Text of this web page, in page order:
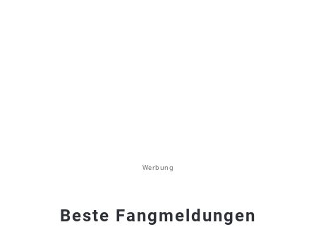
Werbung
Beste Fangmeldungen